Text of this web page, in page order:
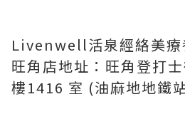
Livenwell活泉經絡美療
旺角店地址：旺角登打
樓1416 室 (油麻地地鐵